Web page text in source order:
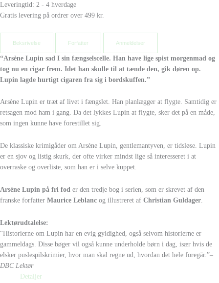
Leveringtid: 2 - 4 hverdage
Gratis levering på ordrer over 499 kr.
Beksrivelse Forfatter Anmeldelser
“Arsène Lupin sad I sin fængselscelle. Han have lige spist morgenmad og
tog nu en cigar frem. Idet han skulle til at tænde den, gik døren op.
Lupin lagde hurtigt cigaren fra sig i bordskuffen.”
Arsène Lupin er træt af livet i fængslet. Han planlægger at flygte. Samtidig er
retsagen mod ham i gang. Da det lykkes Lupin at flygte, sker det på en måde,
som ingen kunne have forestillet sig.
De klassiske krimigåder om Arsène Lupin, gentlemantyven, er tidsløse. Lupin
er en sjov og listig skurk, der ofte virker mindst lige så interesseret i at
overraske og overliste, som han er i selve kuppet.
Arsène Lupin på fri fod er den tredje bog i serien, som er skrevet af den
franske forfatter Maurice Leblanc og illustreret af Christian Guldager.
Lektørudtalelse:
“Historierne om Lupin har en evig gyldighed, også selvom historierne er
gammeldags. Disse bøger vil også kunne underholde børn i dag, især hvis de
elsker puslespilskrimier, hvor man skal regne ud, hvordan det hele foregår.”–
DBC Lektør
Detaljer